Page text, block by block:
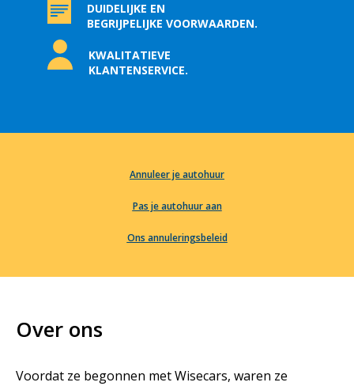
DUIDELIJKE EN
BEGRIJPELIJKE VOORWAARDEN.
KWALITATIEVE
KLANTENSERVICE.
Annuleer je autohuur
Pas je autohuur aan
Ons annuleringsbeleid
Over ons
Voordat ze begonnen met Wisecars, waren ze